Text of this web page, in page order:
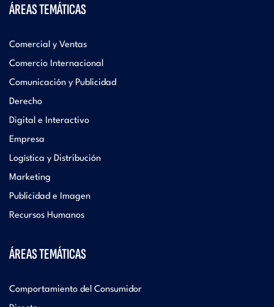
ÁREAS TEMÁTICAS
Comercial y Ventas
Comercio Internacional
Comunicación y Publicidad
Derecho
Digital e Interactivo
Empresa
Logística y Distribución
Marketing
Publicidad e Imagen
Recursos Humanos
ÁREAS TEMÁTICAS
Comportamiento del Consumidor